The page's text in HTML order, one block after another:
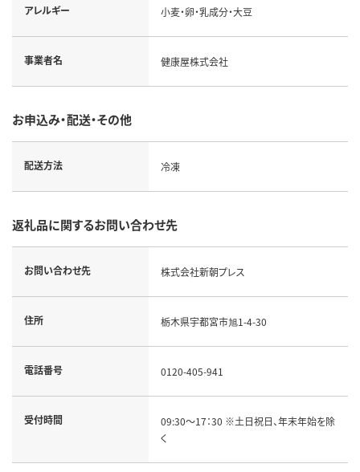
アレルギー 小麦・卵・乳成分・大豆
事業者名 健康屋株式会社
お申込み・配送・その他
配送方法 冷凍
返礼品に関するお問い合わせ先
お問い合わせ先 株式会社新朝プレス
住所 栃木県宇都宮市旭1-4-30
電話番号 0120-405-941
受付時間
09:30～17：30 ※土日祝日、年末年始を除
く